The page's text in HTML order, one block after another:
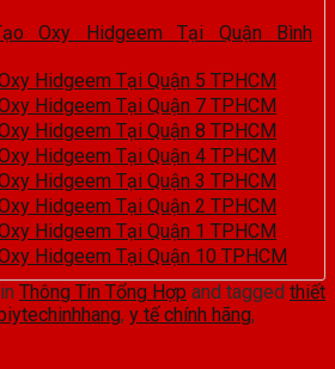
Oxy Hidgeem Tại Quận Bình
Hidgeem Tại Quận 5 TPHCM
Hidgeem Tại Quận 7 TPHCM
Hidgeem Tại Quận 8 TPHCM
Hidgeem Tại Quận 4 TPHCM
Hidgeem Tại Quận 3 TPHCM
Hidgeem Tại Quận 2 TPHCM
Hidgeem Tại Quận 1 TPHCM
Hidgeem Tại Quận 10 TPHCM
Thông Tin Tổng Hợp and tagged thiết
, y tế chính hãng,